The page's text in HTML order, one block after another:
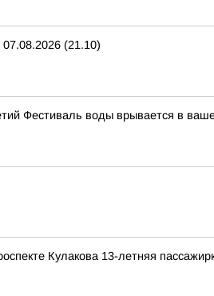
(21.10)
Фестиваль воды врывается в
Кулакова 13-летняя